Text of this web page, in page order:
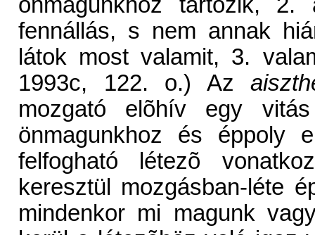
önmagunkhoz tartozik,
fennállás, s nem annak
látok most valamit, 3.
1993c, 122. o.) Az
mozgató elõhív egy
önmagunkhoz és éppoly
felfogható létezõ
keresztül mozgásban-léte
mindenkor mi magunk